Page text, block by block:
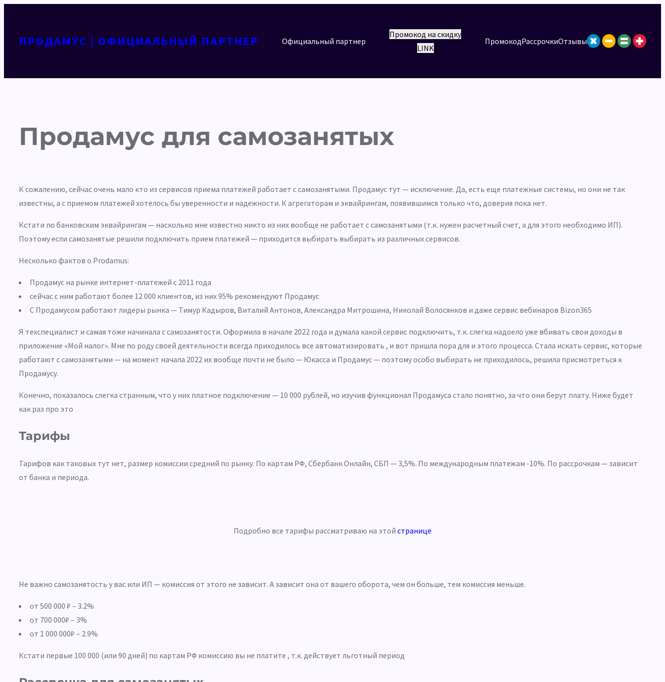
содержимому
ПРОДАМУС | ОФИЦИАЛЬНЫЙ ПАРТНЕР Официальный партнер
Промокод на скидку
LINK
ПромокодРассрочкиОтзывы
Продамус для самозанятых
К сожалению, сейчас очень мало кто из сервисов приема платежей работает с самозанятыми. Продамус тут — исключение. Да, есть еще платежные системы, но они не так
известны, а с приемом платежей хотелось бы уверенности и надежности. К агрегаторам и эквайрингам, появившимся только что, доверия пока нет.
Кстати по банковским эквайрингам — насколько мне известно никто из них вообще не работает с самозанятыми (т.к. нужен расчетный счет, а для этого необходимо ИП).
Поэтому если самозанятые решили подключить прием платежей — приходится выбирать выбирать из различных сервисов.
Несколько фактов о Prodamus:
Продамус на рынке интернет-платежей с 2011 года
сейчас с ним работают более 12 000 клиентов, из них 95% рекомендуют Продамус
С Продамусом работают лидеры рынка — Тимур Кадыров, Виталий Антонов, Александра Митрошина, Николай Волосянков и даже сервис вебинаров Bizon365
Я техспециалист и самая тоже начинала с самозанятости. Оформила в начале 2022 года и думала какой сервис подключить, т.к. слегка надоело уже вбивать свои доходы в
приложение «Мой налог». Мне по роду своей деятельности всегда приходилось все автоматизировать , и вот пришла пора для и этого процесса. Стала искать сервис, которые
работают с самозанятыми — на момент начала 2022 их вообще почти не было — Юкасса и Продамус — поэтому особо выбирать не приходилось, решила присмотреться к
Продамусу.
Конечно, показалось слегка странным, что у них платное подключение — 10 000 рублей, но изучив функционал Продамуса стало понятно, за что они берут плату. Ниже будет
как раз про это
Тарифы
Тарифов как таковых тут нет, размер комиссии средний по рынку. По картам РФ, Сбербанк Онлайн, СБП — 3,5%. По международным платежам -10%. По рассрочкам — зависит
от банка и периода.
Подробно все тарифы рассматриваю на этой странице
Не важно самозанятость у вас или ИП — комиссия от этого не зависит. А зависит она от вашего оборота, чем он больше, тем комиссия меньше.
от 500 000 ₽ – 3.2%
от 700 000₽ – 3%
от 1 000 000₽ – 2.9%
Кстати первые 100 000 (или 90 дней) по картам РФ комиссию вы не платите , т.к. действует льготный период